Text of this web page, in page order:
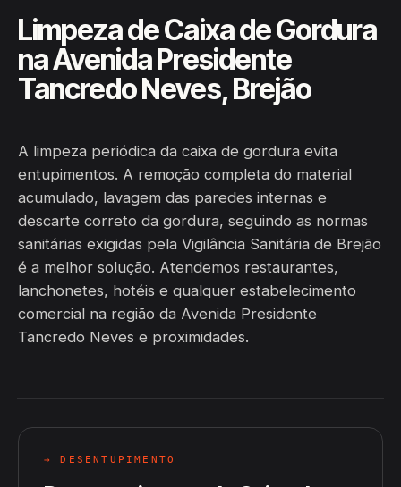
Limpeza de Caixa de Gordura
na Avenida Presidente
Tancredo Neves, Brejão
A limpeza periódica da caixa de gordura evita
entupimentos. A remoção completa do material
acumulado, lavagem das paredes internas e
descarte correto da gordura, seguindo as normas
sanitárias exigidas pela Vigilância Sanitária de Brejão
é a melhor solução. Atendemos restaurantes,
lanchonetes, hotéis e qualquer estabelecimento
comercial na região da Avenida Presidente
Tancredo Neves e proximidades.
→ DESENTUPIMENTO